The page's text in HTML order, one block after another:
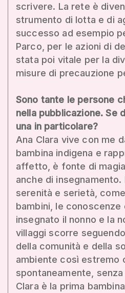
scrivere. La rete è
strumento di lotta e di
successo ad esempio
Parco, per le azioni di
stata poi vitale per la
misure di precauzione
Sono tante le persone
nella pubblicazione. Se
una in particolare?
Ana Clara vive con me
bambina indigena e
affetto, è fonte di
anche di
serenità e serietà,
bambini, le conoscenze
insegnato il nonno e la
villaggi scorre
della comunità e della
ambiente così estremo
spontaneamente,
Clara è la prima